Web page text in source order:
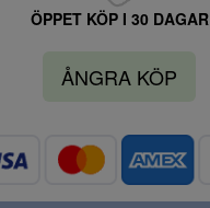
ÖPPET KÖP I 30 DAGAR
ÅNGRA KÖP